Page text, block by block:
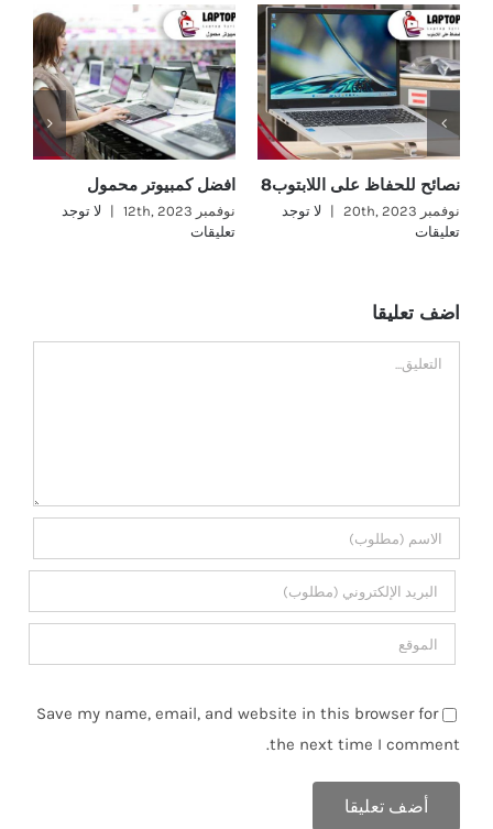
نصائح للحفاظ على اللابتوب8
نوفمبر 20th, 2023 |
لا توجد
تعليقات
افضل كمبيوتر محمول
نوفمبر 12th, 2023 |
لا توجد
تعليقات
اضف تعليقا
تعليق
Save my name, email, and website in this browser for
the next time I comment.